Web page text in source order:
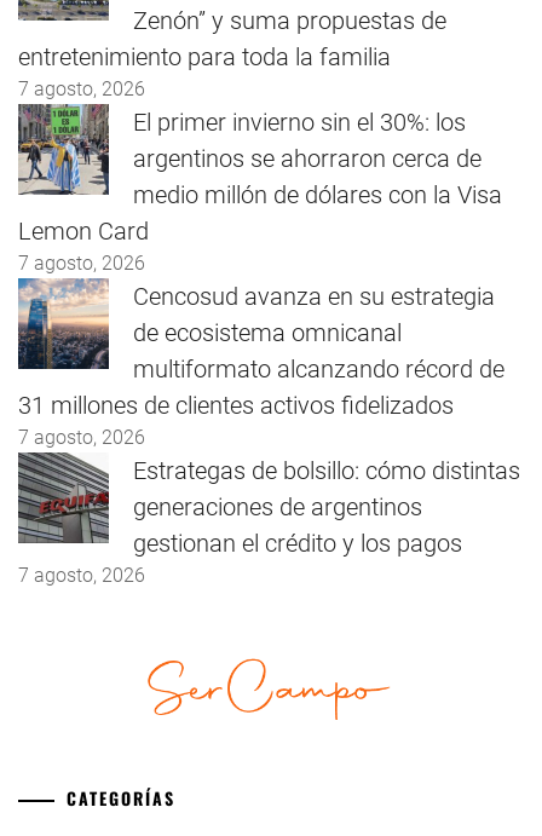
Zenón” y suma propuestas de
entretenimiento para toda la familia
7 agosto, 2026
El primer invierno sin el 30%: los
argentinos se ahorraron cerca de
medio millón de dólares con la Visa
Lemon Card
7 agosto, 2026
Cencosud avanza en su estrategia
de ecosistema omnicanal
multiformato alcanzando récord de
31 millones de clientes activos fidelizados
7 agosto, 2026
Estrategas de bolsillo: cómo distintas
generaciones de argentinos
gestionan el crédito y los pagos
7 agosto, 2026
CATEGORÍAS